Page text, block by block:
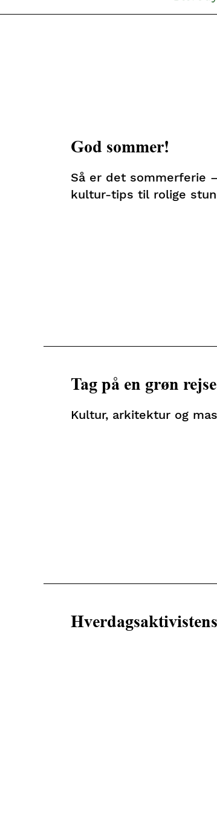
God sommer!
Så er det sommerferie
kultur-tips til rolige
Tag på en grøn
Kultur, arkitektur og